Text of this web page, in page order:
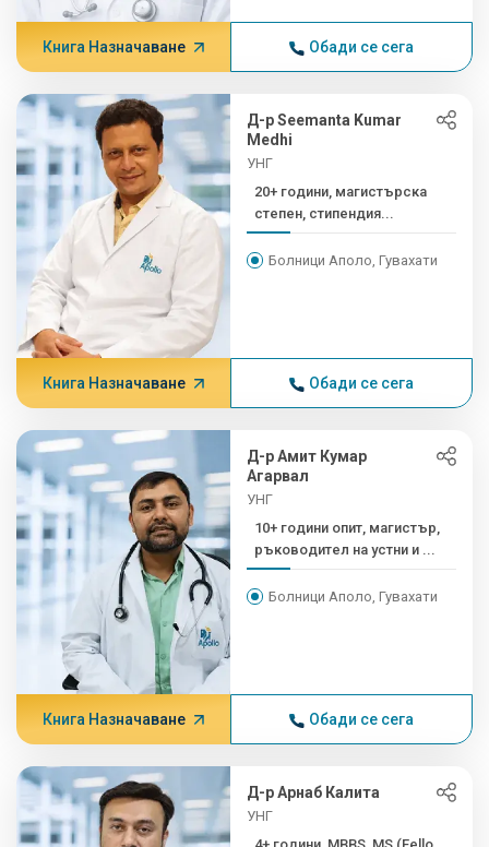
Книга Назначаване Обади се сега
Д-р Seemanta Kumar
Medhi
УНГ
20+ години, магистърска
степен, стипендия...
Болници Аполо, Гувахати
Книга Назначаване Обади се сега
Д-р Амит Кумар
Агарвал
УНГ
10+ години опит, магистър,
ръководител на устни и ...
Болници Аполо, Гувахати
Книга Назначаване Обади се сега
Д-р Арнаб Калита
УНГ